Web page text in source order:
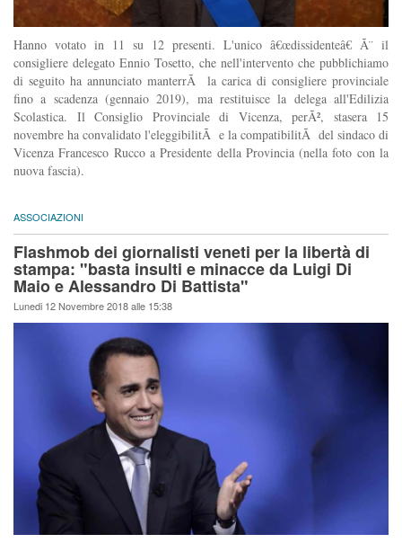
Hanno votato in 11 su 12 presenti. L'unico â€œdissidenteâ€ Ã¨ il
consigliere delegato Ennio Tosetto, che nell'intervento che pubblichiamo
di seguito ha annunciato manterrÃ la carica di consigliere provinciale
fino a scadenza (gennaio 2019), ma restituisce la delega all'Edilizia
Scolastica. Il Consiglio Provinciale di Vicenza, perÃ², stasera 15
novembre ha convalidato l'eleggibilitÃ e la compatibilitÃ del sindaco di
Vicenza Francesco Rucco a Presidente della Provincia (nella foto con la
nuova fascia).
ASSOCIAZIONI
Flashmob dei giornalisti veneti per la libertà di
stampa: "basta insulti e minacce da Luigi Di
Maio e Alessandro Di Battista"
Lunedi 12 Novembre 2018 alle 15:38